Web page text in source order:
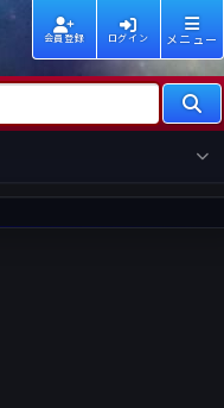
会員登録 ログイン メニュー